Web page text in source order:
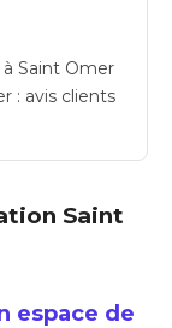
Saint Omer
: avis clients
Saint
espace de